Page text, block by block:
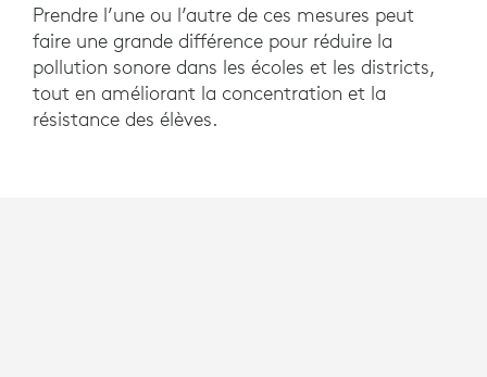
Prendre l’une ou l’autre de ces mesures peut
faire une grande différence pour réduire la
pollution sonore dans les écoles et les districts,
tout en améliorant la concentration et la
résistance des élèves.